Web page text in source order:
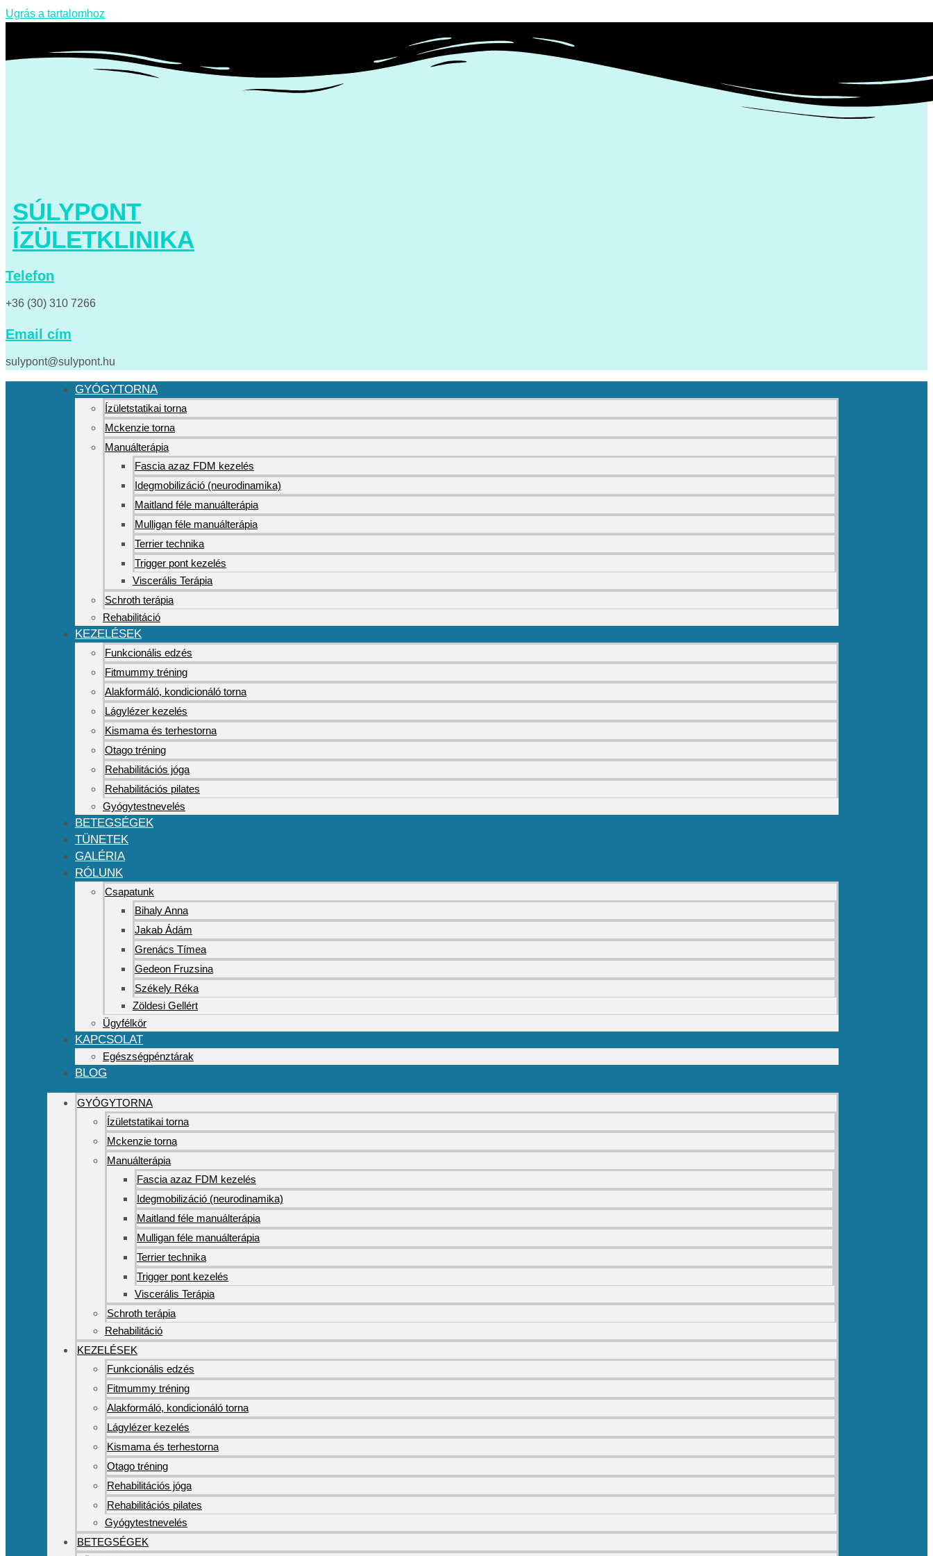
Ugrás a tartalomhoz
SÚLYPONT
ÍZÜLETKLINIKA
Telefon
+36 (30) 310 7266
Email cím
sulypont@sulypont.hu
GYÓGYTORNA
Ízületstatikai torna
Mckenzie torna
Manuálterápia
Fascia azaz FDM kezelés
Idegmobilizáció (neurodinamika)
Maitland féle manuálterápia
Mulligan féle manuálterápia
Terrier technika
Trigger pont kezelés
Viscerális Terápia
Schroth terápia
Rehabilitáció
KEZELÉSEK
Funkcionális edzés
Fitmummy tréning
Alakformáló, kondicionáló torna
Lágylézer kezelés
Kismama és terhestorna
Otago tréning
Rehabilitációs jóga
Rehabilitációs pilates
Gyógytestnevelés
BETEGSÉGEK
TÜNETEK
GALÉRIA
RÓLUNK
Csapatunk
Bihaly Anna
Jakab Ádám
Grenács Tímea
Gedeon Fruzsina
Székely Réka
Zöldesi Gellért
Ügyfélkör
KAPCSOLAT
Egészségpénztárak
BLOG
GYÓGYTORNA
Ízületstatikai torna
Mckenzie torna
Manuálterápia
Fascia azaz FDM kezelés
Idegmobilizáció (neurodinamika)
Maitland féle manuálterápia
Mulligan féle manuálterápia
Terrier technika
Trigger pont kezelés
Viscerális Terápia
Schroth terápia
Rehabilitáció
KEZELÉSEK
Funkcionális edzés
Fitmummy tréning
Alakformáló, kondicionáló torna
Lágylézer kezelés
Kismama és terhestorna
Otago tréning
Rehabilitációs jóga
Rehabilitációs pilates
Gyógytestnevelés
BETEGSÉGEK